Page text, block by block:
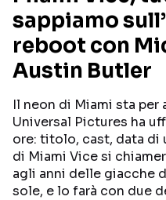
PERSONAGGI
Categorie
NOTIZIE
CURIOSITÀ
RECENSIONI
sappiamo
reboot con
Austin Butler
Il neon di Miami sta per
Universal Pictures ha
ore: titolo, cast, data di
di Miami Vice si
agli anni delle giacche
sole, e lo farà con due